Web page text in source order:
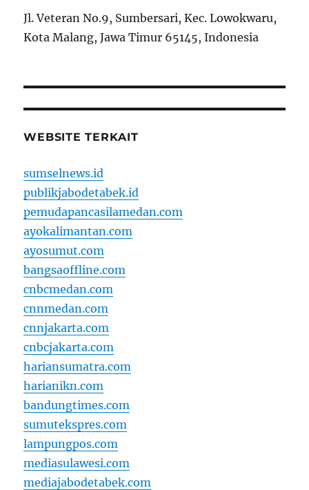
Jl. Veteran No.9, Sumbersari, Kec. Lowokwaru,
Kota Malang, Jawa Timur 65145, Indonesia
WEBSITE TERKAIT
sumselnews.id
publikjabodetabek.id
pemudapancasilamedan.com
ayokalimantan.com
ayosumut.com
bangsaoffline.com
cnbcmedan.com
cnnmedan.com
cnnjakarta.com
cnbcjakarta.com
hariansumatra.com
harianikn.com
bandungtimes.com
sumutekspres.com
lampungpos.com
mediasulawesi.com
mediajabodetabek.com